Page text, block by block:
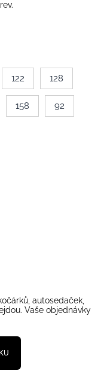
122 128
158 92
autosedaček,
Vaše objednávky